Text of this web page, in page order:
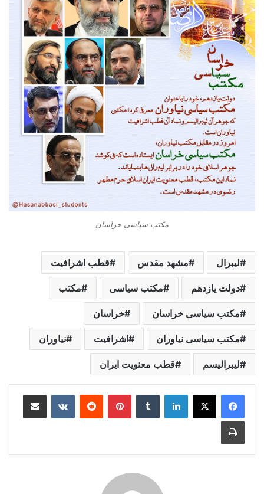
مکتب سیاسی خراسان
لیبرال مشهد مقدس قطب اشرافیت
دولت یازدهم مکتب سیاسی مکتب
مکتب سیاسی خراسان خراسان
مکتب سیاسی نیاوران اشرافیت نیاوران
لیبرالیسم قطب معنویت ایران
لینکدین ‫تامبلر ‫پین‌ترست‫رددیت ‫VKontakteاشتراک گذاری از طریق ایمیل
چاپ